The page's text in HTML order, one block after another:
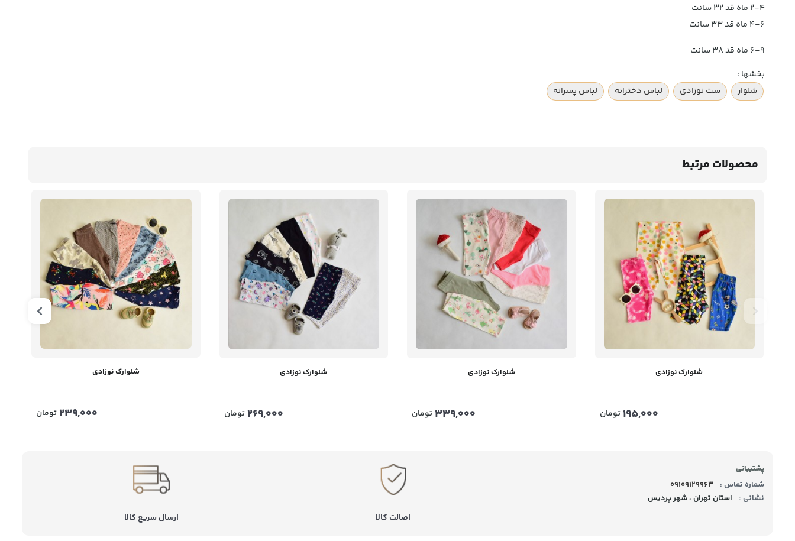
۲-۴ ماه قد ۳۲ سانت
۴-۶ ماه قد ۳۳ سانت
۶-۹ ماه قد ۳۸ سانت
بخشها :
شلوار
ست نوزادی لباس دخترانه لباس پسرانه
محصولات مرتبط
شلوارک نوزادی
195,000 تومان
شلوارک نوزادی
339,000تومان
شلوارک نوزادی
269,000 تومان
شلوارک نوزادی
239,000تومان
پشتیبانی
شماره تماس :
09109129963
نشانی :
استان تهران ، شهر پردیس
اصالت کالا ارسال سریع کالا